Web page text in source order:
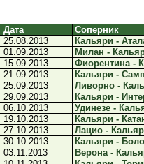
Дата
Соперник
25.08.2013
Кальяри -
01.09.2013
Милан -
15.09.2013
Фиорентина -
21.09.2013
Кальяри -
25.09.2013
Ливорно -
29.09.2013
Кальяри -
06.10.2013
Удинезе -
19.10.2013
Кальяри -
27.10.2013
Лацио -
30.10.2013
Кальяри -
03.11.2013
Верона -